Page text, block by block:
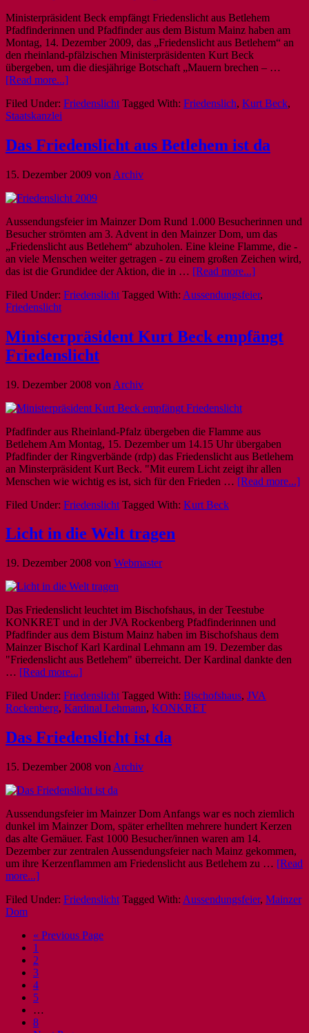
Ministerpräsident Beck empfängt Friedenslicht aus Betlehem
Pfadfinderinnen und Pfadfinder aus dem Bistum Mainz haben am
Montag, 14. Dezember 2009, das „Friedenslicht aus Betlehem“ an
den rheinland-pfälzischen Ministerpräsidenten Kurt Beck
übergeben, um die diesjährige Botschaft „Mauern brechen – …
[Read more...]
Filed Under: Friedenslicht Tagged With: Friedenslich, Kurt Beck,
Staatskanzlei
Das Friedenslicht aus Betlehem ist da
15. Dezember 2009 von Archiv
Aussendungsfeier im Mainzer Dom Rund 1.000 Besucherinnen und
Besucher strömten am 3. Advent in den Mainzer Dom, um das
„Friedenslicht aus Betlehem“ abzuholen. Eine kleine Flamme, die -
an viele Menschen weiter getragen - zu einem großen Zeichen wird,
das ist die Grundidee der Aktion, die in … [Read more...]
Filed Under: Friedenslicht Tagged With: Aussendungsfeier,
Friedenslicht
Ministerpräsident Kurt Beck empfängt
Friedenslicht
19. Dezember 2008 von Archiv
Pfadfinder aus Rheinland-Pfalz übergeben die Flamme aus
Betlehem Am Montag, 15. Dezember um 14.15 Uhr übergaben
Pfadfinder der Ringverbände (rdp) das Friedenslicht aus Betlehem
an Minsterpräsident Kurt Beck. "Mit eurem Licht zeigt ihr allen
Menschen wie wichtig es ist, sich für den Frieden … [Read more...]
Filed Under: Friedenslicht Tagged With: Kurt Beck
Licht in die Welt tragen
19. Dezember 2008 von Webmaster
Das Friedenslicht leuchtet im Bischofshaus, in der Teestube
KONKRET und in der JVA Rockenberg Pfadfinderinnen und
Pfadfinder aus dem Bistum Mainz haben im Bischofshaus dem
Mainzer Bischof Karl Kardinal Lehmann am 19. Dezember das
"Friedenslicht aus Betlehem" überreicht. Der Kardinal dankte den
… [Read more...]
Filed Under: Friedenslicht Tagged With: Bischofshaus, JVA
Rockenberg, Kardinal Lehmann, KONKRET
Das Friedenslicht ist da
15. Dezember 2008 von Archiv
Aussendungsfeier im Mainzer Dom Anfangs war es noch ziemlich
dunkel im Mainzer Dom, später erhellten mehrere hundert Kerzen
das alte Gemäuer. Fast 1000 Besucher/innen waren am 14.
Dezember zur zentralen Aussendungsfeier nach Mainz gekommen,
um ihre Kerzenflammen am Friedenslicht aus Betlehem zu … [Read
more...]
Filed Under: Friedenslicht Tagged With: Aussendungsfeier, Mainzer
Dom
« Previous Page
1
2
3
4
5
…
8